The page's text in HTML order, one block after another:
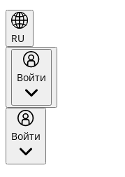
RU
Войти
Войти